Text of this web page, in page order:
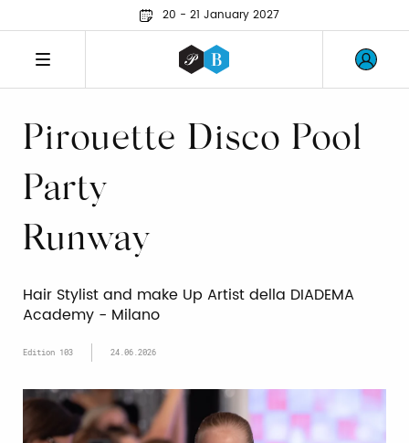
20 - 21 January 2027
Pirouette Disco Pool
Party
Runway
Hair Stylist and make Up Artist della DIADEMA
Academy - Milano
Edition 103 24.06.2026